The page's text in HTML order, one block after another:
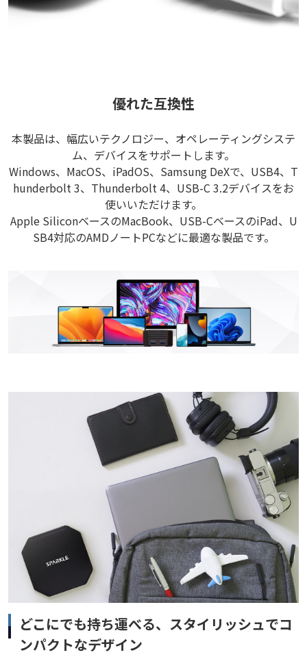
優れた互換性
本製品は、幅広いテクノロジー、オペレーティングシステ
ム、デバイスをサポートします。
Windows、MacOS、iPadOS、Samsung DeXで、USB4、T
hunderbolt 3、Thunderbolt 4、USB-C 3.2デバイスをお
使いいただけます。
Apple SiliconベースのMacBook、USB-CベースのiPad、U
SB4対応のAMDノートPCなどに最適な製品です。
どこにでも持ち運べる、スタイリッシュでコ
ンパクトなデザイン